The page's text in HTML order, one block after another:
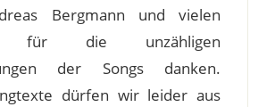
Bergmann und vielen
für die unzähligen
der Songs danken.
dürfen wir leider aus